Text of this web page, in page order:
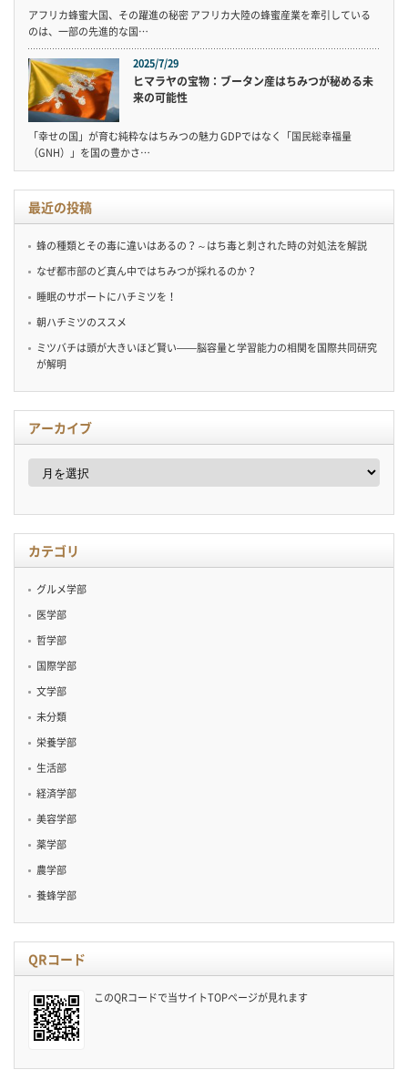
アフリカ蜂蜜大国、その躍進の秘密 アフリカ大陸の蜂蜜産業を牽引している
のは、一部の先進的な国…
2025/7/29
ヒマラヤの宝物：ブータン産はちみつが秘める未
来の可能性
「幸せの国」が育む純粋なはちみつの魅力 GDPではなく「国民総幸福量
（GNH）」を国の豊かさ…
最近の投稿
蜂の種類とその毒に違いはあるの？～はち毒と刺された時の対処法を解説
なぜ都市部のど真ん中ではちみつが採れるのか？
睡眠のサポートにハチミツを！
朝ハチミツのススメ
ミツバチは頭が大きいほど賢い——脳容量と学習能力の相関を国際共同研究
が解明
アーカイブ
ア
イ
カテゴリ
グルメ学部
医学部
哲学部
国際学部
文学部
未分類
栄養学部
生活部
経済学部
美容学部
薬学部
農学部
養蜂学部
QRコード
このQRコードで当サイトTOPページが見れます